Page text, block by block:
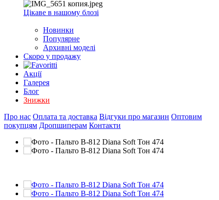
Цікаве в нашому блозі
Новинки
Популярне
Архивні моделі
Скоро у продажу
Акції
Галерея
Блог
Знижки
Про нас Оплата та доставка Відгуки про магазин Оптовим
покупцям Дропшиперам Контакти